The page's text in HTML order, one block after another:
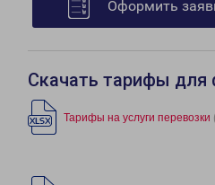
Оформить
Скачать тарифы для
Тарифы на услуги перевозки